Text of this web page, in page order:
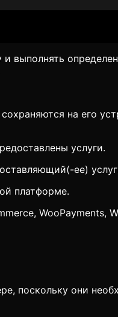
выполнять
на его
услуги.
ее)
платформе.
WooPayments,
поскольку они